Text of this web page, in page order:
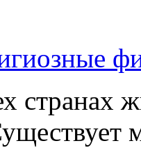
странах